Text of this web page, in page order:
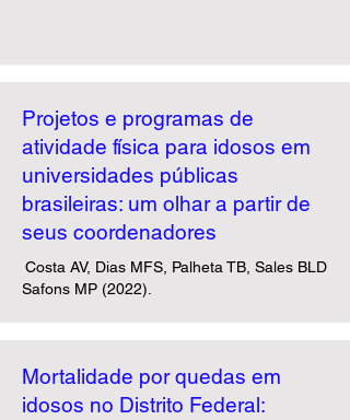
Projetos e programas de
atividade física para idosos em
universidades públicas
brasileiras: um olhar a partir de
seus coordenadores
Costa AV, Dias MFS, Palheta TB, Sales BLD
Safons MP (2022).
Mortalidade por quedas em
idosos no Distrito Federal: